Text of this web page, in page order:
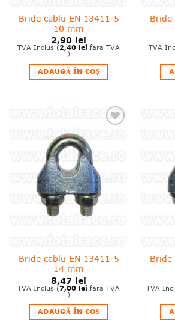
Bride cablu EN 13411-5
10 mm
2,90 lei
TVA Inclus (2,40 lei fara TVA
)
ADAUGĂ ÎN COȘ
Bride
TVA
Bride cablu EN 13411-5
14 mm
8,47 lei
TVA Inclus (7,00 lei fara TVA
)
ADAUGĂ ÎN COȘ
Bride
TVA